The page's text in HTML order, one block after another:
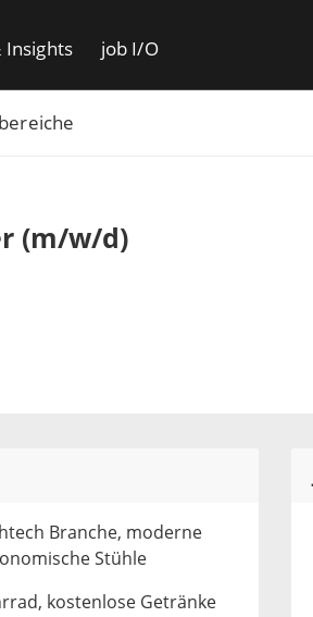
Insights job I/O
(m/w/d)
Branche, moderne
Stühle
kostenlose Getränke